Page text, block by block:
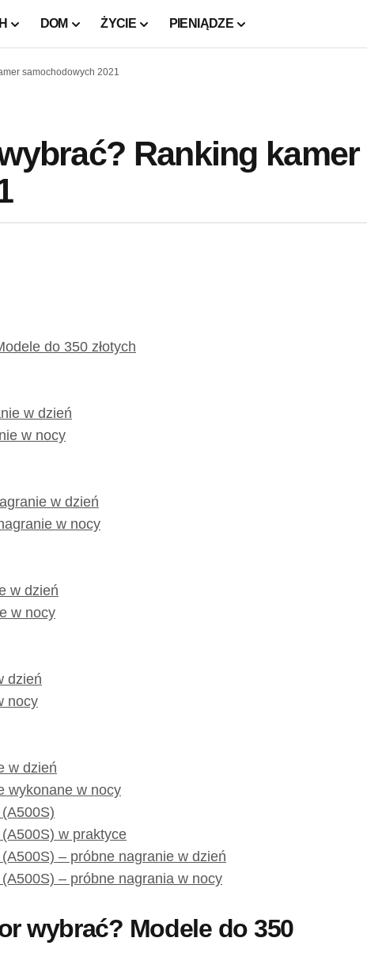
DOM ŻYCIE PIENIĄDZE
samochodowych 2021
Ranking kamer
do 350 złotych
w dzień
w nocy
w dzień
w nocy
w dzień
w nocy
dzień
nocy
w dzień
wykonane w nocy
w praktyce
– próbne nagranie w dzień
– próbne nagrania w nocy
wybrać? Modele do 350